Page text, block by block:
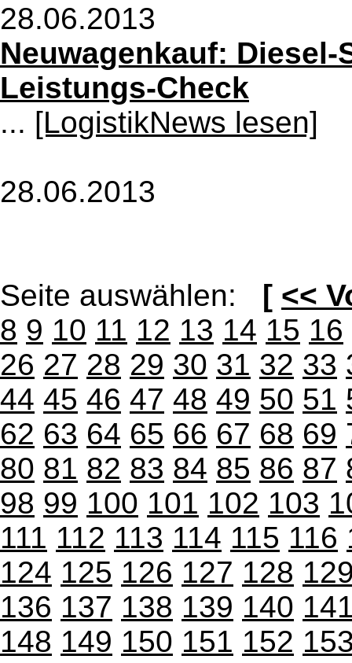
28.06.2013
Neuwagenkauf:
Leistungs-Check
... [LogistikNews lesen]
28.06.2013
Seite auswählen: [ <<
8 9 10 11 12 13 14 15 16
26 27 28 29 30 31 32 33
44 45 46 47 48 49 50 51
62 63 64 65 66 67 68 69
80 81 82 83 84 85 86 87
98 99 100 101 102 103
111 112 113 114 115 116
124 125 126 127 128
136 137 138 139 140
148 149 150 151 152